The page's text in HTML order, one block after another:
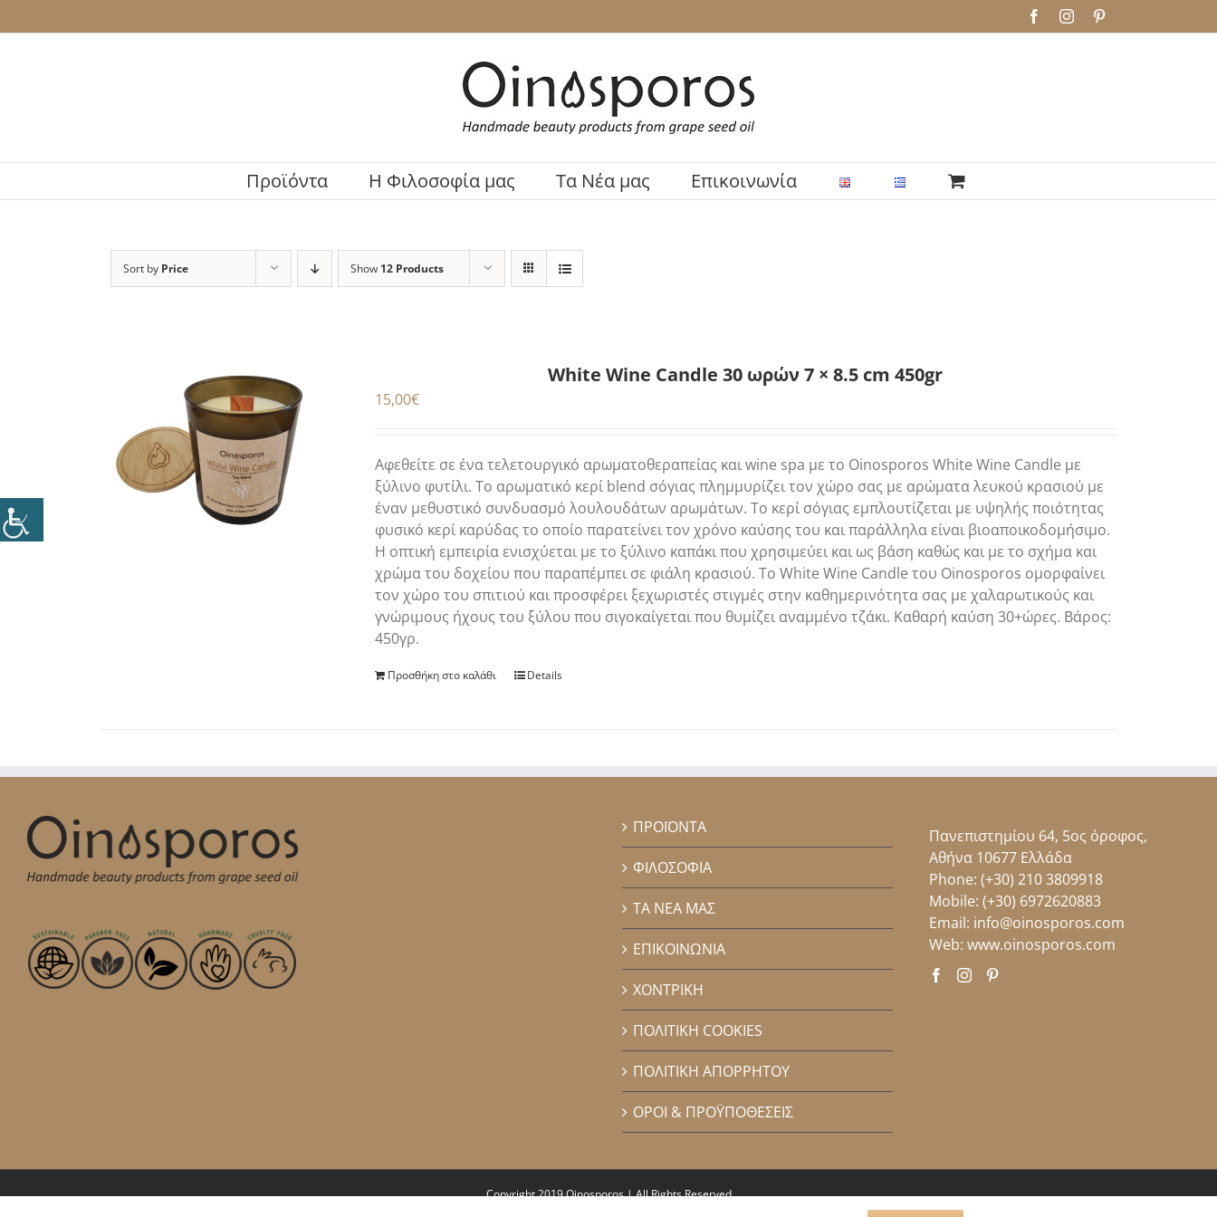
to
FacebookInstagram
Προϊόντα H Φιλοσοφία μας Τα Νέα μας Επικοινωνία
Sort by Price Show 12 Products
White Wine Candle 30 ωρών 7 × 8.5 cm 450gr
15,00€
Αφεθείτε σε ένα τελετουργικό αρωματοθεραπείας και wine spa με το Oinosporos White Wine Candle με
ξύλινο φυτίλι. Το αρωματικό κερί blend σόγιας πλημμυρίζει τον χώρο σας με αρώματα λευκού κρασιού με
έναν μεθυστικό συνδυασμό λουλουδάτων αρωμάτων. Το κερί σόγιας εμπλουτίζεται με υψηλής ποιότητας
φυσικό κερί καρύδας το οποίο παρατείνει τον χρόνο καύσης του και παράλληλα είναι βιοαποικοδομήσιμο.
Η οπτική εμπειρία ενισχύεται με το ξύλινο καπάκι που χρησιμεύει και ως βάση καθώς και με το σχήμα και
χρώμα του δοχείου που παραπέμπει σε φιάλη κρασιού. Το White Wine Candle του Oinosporos ομορφαίνει
τον χώρο του σπιτιού και προσφέρει ξεχωριστές στιγμές στην καθημερινότητα σας με χαλαρωτικούς και
γνώριμους ήχους του ξύλου που σιγοκαίγεται που θυμίζει αναμμένο τζάκι. Καθαρή καύση 30+ώρες. Βάρος:
450γρ.
Προσθήκη στο καλάθι Details
ΠΡΟΪΟΝΤΑ
ΦΙΛΟΣΟΦΙΑ
ΤΑ ΝΕΑ ΜΑΣ
ΕΠΙΚΟΙΝΩΝΙΑ
ΧΟΝΤΡΙΚΗ
ΠΟΛΙΤΙΚΗ COOKIES
ΠΟΛΙΤΙΚΗ ΑΠΟΡΡΗΤΟΥ
ΟΡΟΙ & ΠΡΟΫΠΟΘΕΣΕΙΣ
Πανεπιστημίου 64, 5ος όροφος,
Αθήνα 10677 Ελλάδα
Phone: (+30) 210 3809918
Mobile: (+30) 6972620883
Email: info@oinosporos.com
Web: www.oinosporos.com
Copyright 2019 Oinosporos | All Rights Reserved